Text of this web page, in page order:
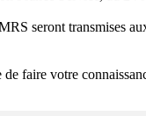
seront transmises
faire votre